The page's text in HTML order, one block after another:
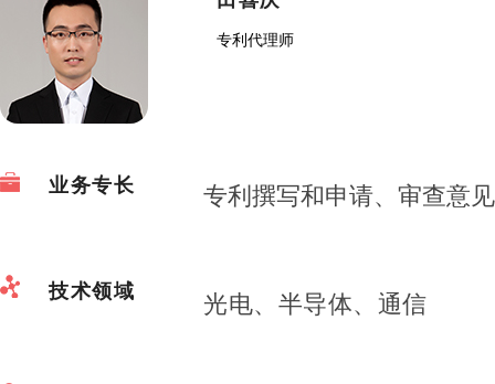
专利代理师
业务专长 专利撰写和申请、审查意
技术领域 光电、半导体、通信